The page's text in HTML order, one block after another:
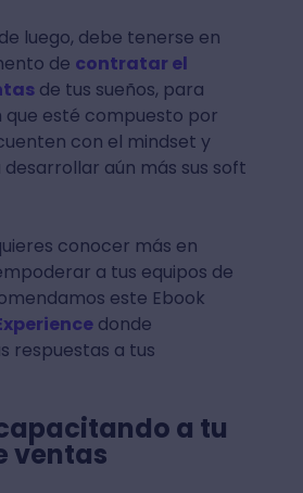
luego, debe tenerse en
de contratar el
de tus sueños, para
que esté compuesto por
con el mindset y
aún más sus soft
conocer más en
a tus equipos de
este Ebook
donde
respuestas a tus
a tu
ventas